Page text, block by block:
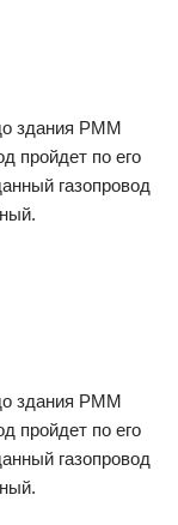
здания РММ
пройдет по его
газопровод
здания РММ
пройдет по его
газопровод